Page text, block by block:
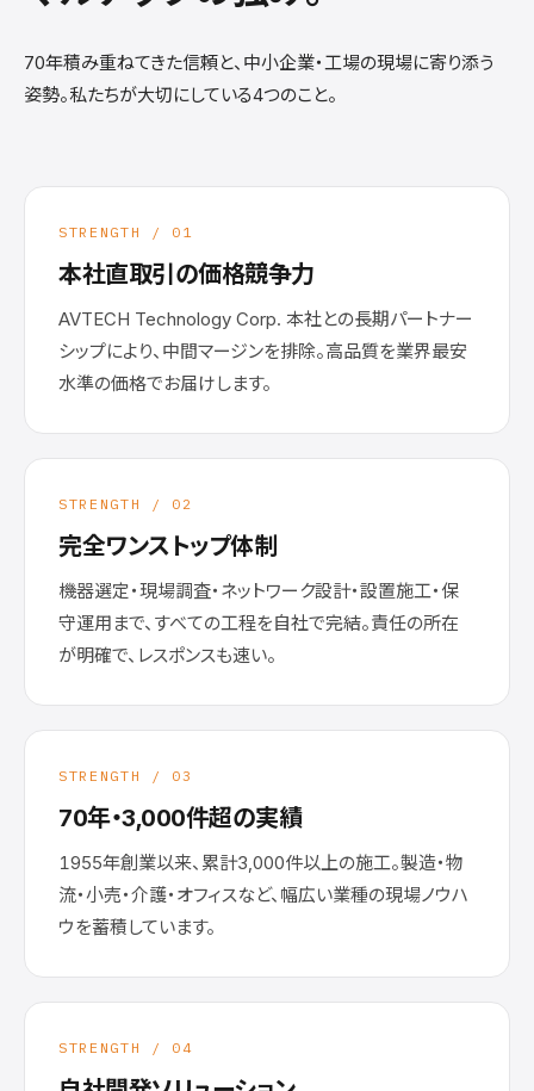
70年積み重ねてきた信頼と、中小企業・工場の現場に寄り添う
姿勢。私たちが大切にしている4つのこと。
STRENGTH / 01
本社直取引の価格競争力
AVTECH Technology Corp. 本社との長期パートナー
シップにより、中間マージンを排除。高品質を業界最安
水準の価格でお届けします。
STRENGTH / 02
完全ワンストップ体制
機器選定・現場調査・ネットワーク設計・設置施工・保
守運用まで、すべての工程を自社で完結。責任の所在
が明確で、レスポンスも速い。
STRENGTH / 03
70年・3,000件超の実績
1955年創業以来、累計3,000件以上の施工。製造・物
流・小売・介護・オフィスなど、幅広い業種の現場ノウハ
ウを蓄積しています。
STRENGTH / 04